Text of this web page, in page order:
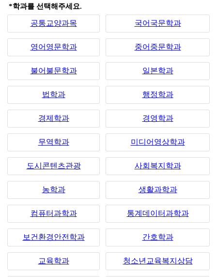
*학과를 선택해주세요.
공통교양과목 국어국문학과
영어영문학과 중어중문학과
불어불문학과 일본학과
법학과 행정학과
경제학과 경영학과
무역학과 미디어영상학과
도시콘텐츠관광 사회복지학과
농학과 생활과학과
컴퓨터과학과 통계데이터과학과
보건환경안전학과 간호학과
교육학과 청소년교육복지상담